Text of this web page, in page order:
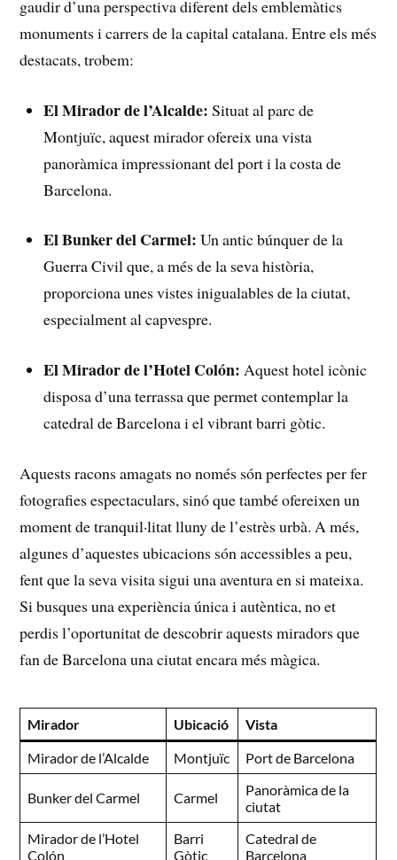
gaudir d’una perspectiva diferent ⁢dels emblemàtics
monuments i carrers de la capital catalana. Entre els més‌
destacats, trobem:
El ⁣Mirador de l’Alcalde: Situat al‍ parc de
Montjuïc, aquest mirador ⁢ofereix⁣ una ​vista⁢
panoràmica impressionant del port i la ‌costa de
Barcelona.
El Bunker del Carmel: Un ​antic búnquer de la
Guerra Civil que, a​ més de la seva història,
proporciona unes vistes inigualables de‌ la ciutat,
especialment al capvespre.
El Mirador de l’Hotel Colón: Aquest hotel icònic
⁤disposa d’una terrassa que permet ‌contemplar la
catedral ​de Barcelona i ⁣el vibrant barri gòtic.
Aquests racons amagats no només són perfectes per fer
fotografies espectaculars, sinó que també ⁤ofereixen un
moment de tranquil·litat lluny de l’estrès‍ urbà. A més, ​
algunes d’aquestes ubicacions són accessibles ​a peu,
‌fent que la⁣ seva visita sigui una aventura en si mateixa.
Si busques una experiència única i autèntica,⁢ no ⁤et
perdis l’oportunitat ⁤de descobrir aquests miradors que
fan de Barcelona una ciutat encara⁤ més màgica.
Mirador Ubicació
Vista
Mirador de l’Alcalde
Montjuïc Port de⁢ Barcelona
Bunker del‌ Carmel Carmel
Panoràmica de⁢ la
ciutat
Mirador de⁣ l’Hotel ​
Colón
Barri
Gòtic
Catedral de
Barcelona